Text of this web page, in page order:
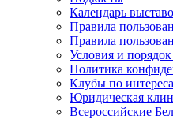
Календарь
Правила
Правила
Условия и
Политика
Клубы по
Юридическая
Всероссийские